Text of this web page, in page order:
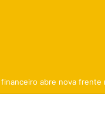
abre nova frente